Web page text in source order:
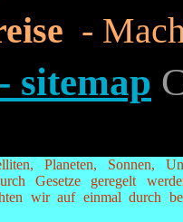
-
sitemap
Planeten, Sonnen,
Gesetze geregelt
wir auf einmal durch